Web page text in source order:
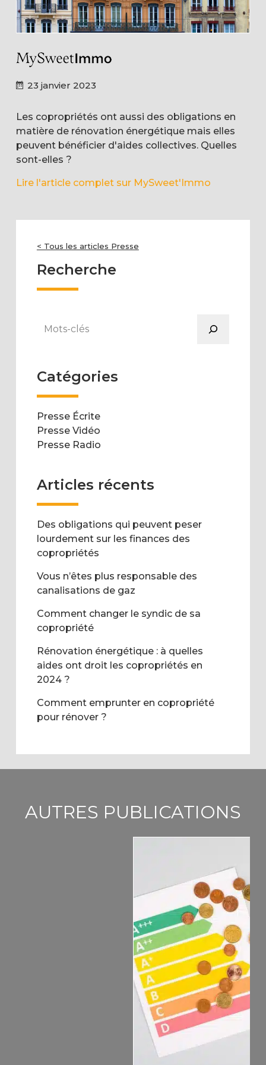
23 janvier 2023
Les copropriétés ont aussi des obligations en
matière de rénovation énergétique mais elles
peuvent bénéficier d'aides collectives. Quelles
sont-elles ?
Lire l'article complet sur MySweet'Immo
< Tous les articles Presse
Recherche
Catégories
Presse Écrite
Presse Vidéo
Presse Radio
Articles récents
Des obligations qui peuvent peser
lourdement sur les finances des
copropriétés
Vous n’êtes plus responsable des
canalisations de gaz
Comment changer le syndic de sa
copropriété
Rénovation énergétique : à quelles
aides ont droit les copropriétés en
2024 ?
Comment emprunter en copropriété
pour rénover ?
AUTRES PUBLICATIONS